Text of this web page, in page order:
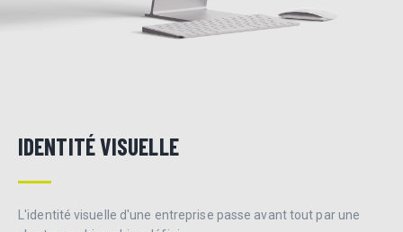
IDENTITÉ VISUELLE
L'identité visuelle d'une entreprise passe avant tout par une